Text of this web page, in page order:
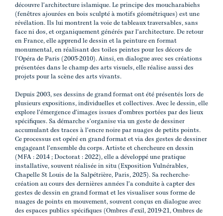
découvre l'architecture islamique. Le principe des moucharabiehs
(fenêtres ajourées en bois sculpté à motifs géométriques) est une
révélation. Ils lui montrent la voie de tableaux traversables, sans
face ni dos, et organiquement générés par l'architecture. De retour
en France, elle apprend le dessin et la peinture en format
monumental, en réalisant des toiles peintes pour les décors de
l'Opéra de Paris (2005-2010). Ainsi, en dialogue avec ses créations
présentées dans le champ des arts visuels, elle réalise aussi des
projets pour la scène des arts vivants.
Depuis 2003, ses dessins de grand format ont été présentés lors de
plusieurs expositions, individuelles et collectives. Avec le dessin, elle
explore l'émergence d'images issues d'ombres portées par des lieux
spécifiques. Sa démarche s'organise via un geste de dessiner
accumulant des traces à l'encre noire par nuages de petits points.
Ce processus est opéré en grand format et via des gestes de dessiner
engageant l'ensemble du corps. Artiste et chercheure en dessin
(MFA : 2014 ; Doctorat : 2022), elle a développé une pratique
installative, souvent réalisée in situ (Exposition Vulnérables,
Chapelle St Louis de la Salpétrière, Paris, 2025). Sa recherche-
création au cours des dernières années l'a conduite à capter des
gestes de dessin en grand format et les visualiser sous forme de
nuages de points en mouvement, souvent conçus en dialogue avec
des espaces publics spécifiques (Ombres d'exil, 2019-21, Ombres de